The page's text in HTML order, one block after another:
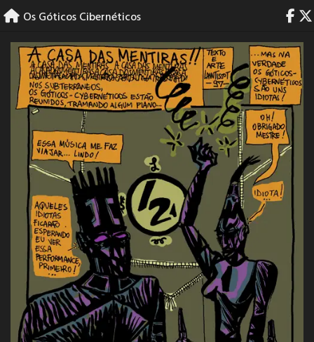
Skip
to
content
Os Góticos Cibernéticos